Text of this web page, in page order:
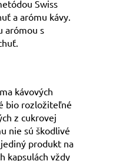
Swiss
a arómu kávy.
arómou s
kávových
bio rozložiteľné
z cukrovej
nie sú škodlivé
produkt na
kapsulách vždy